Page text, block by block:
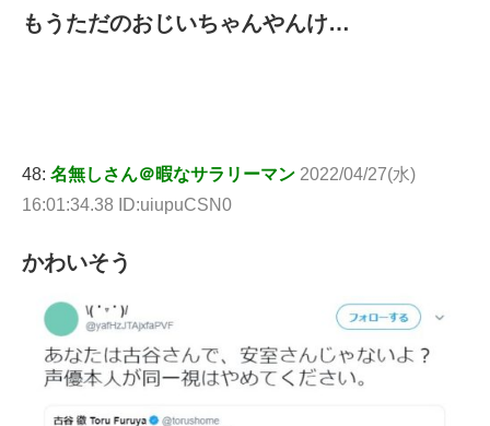
もうただのおじいちゃんやんけ…
48: 名無しさん＠暇なサラリーマン 2022/04/27(水)
16:01:34.38 ID:uiupuCSN0
かわいそう